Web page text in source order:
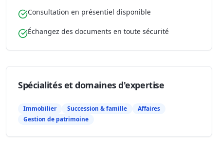
Consultation en présentiel disponible
Échangez des documents en toute sécurité
Spécialités et domaines d'expertise
Immobilier Succession & famille
Affaires
Gestion de patrimoine